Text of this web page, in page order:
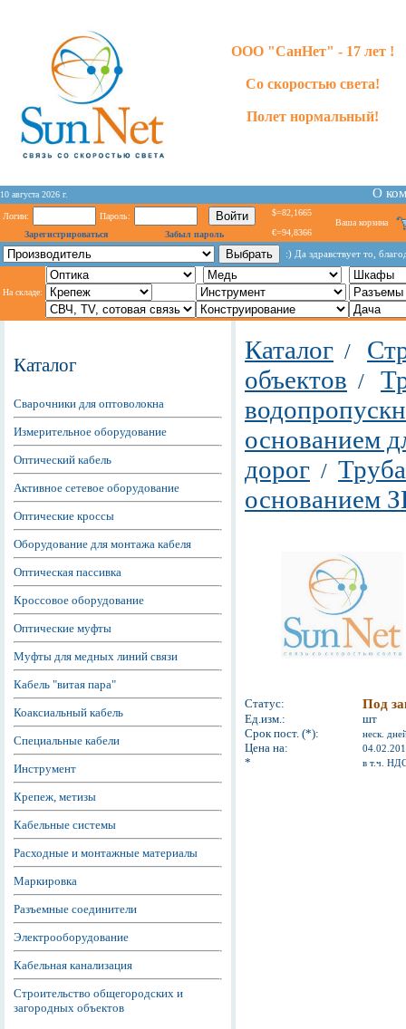
ООО "СанНет" - 17 лет !
Со скоростью света!
Полет нормальный!
10 августа 2026 г. О
Логин:
Пароль:
Зарегистрироваться
Забыл пароль
$=82,1665
€=94,8366
Ваша корзина
:) Да здравствует то,
На складе:
Каталог
Сварочники для оптоволокна
Измерительное оборудование
Оптический кабель
Активное сетевое оборудование
Оптические кроссы
Оборудование для монтажа кабеля
Оптическая пассивка
Кроссовое оборудование
Оптические муфты
Муфты для медных линий связи
Кабель "витая пара"
Коаксиальный кабель
Специальные кабели
Инструмент
Крепеж, метизы
Кабельные системы
Расходные и монтажные материалы
Маркировка
Разъемные соединители
Электрооборудование
Кабельная канализация
Строительство общегородских и
загородных объектов
Каталог /
объектов /
основанием
дорог /
основанием
Статус: Под
Ед.изм.:
шт
Срок пост. (*):
неск.
Цена на:
* в т.ч.